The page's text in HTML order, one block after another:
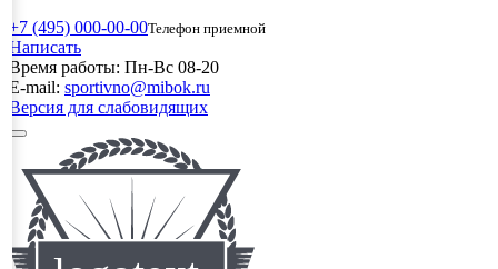
+7 (495) 000-00-00Телефон приемной
Написать
Время работы: Пн-Вс 08-20
E-mail: sportivno@mibok.ru
Версия для слабовидящих